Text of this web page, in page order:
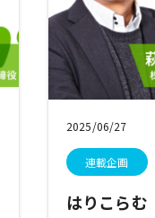
2025/06/27
連載企画
はりこら